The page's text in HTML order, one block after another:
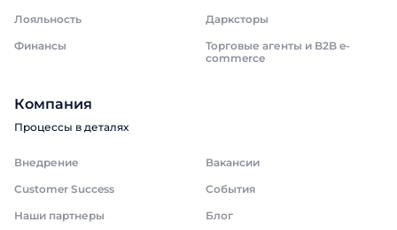
Лояльность
Дарксторы
Финансы
Торговые агенты и B2B e-
commerce
Компания
Процессы в деталях
Внедрение
Вакансии
Customer Success
События
Наши партнеры
Блог